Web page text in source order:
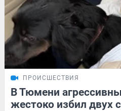
ПРОИСШЕСТВИЯ
В Тюмени
жестоко избил двух